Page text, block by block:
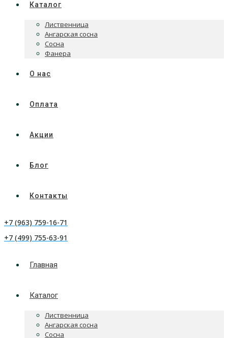
Каталог
Лиственница
Ангарская сосна
Сосна
Фанера
О нас
Оплата
Акции
Блог
Контакты
+7 (963) 759-16-71
+7 (499) 755-63-91
Главная
Каталог
Лиственница
Ангарская сосна
Сосна